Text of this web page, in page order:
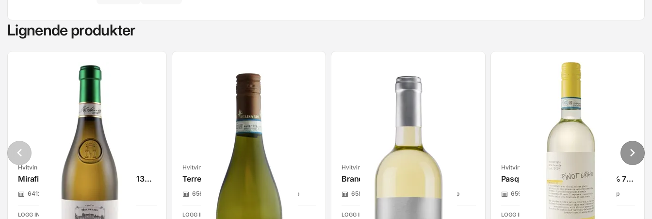
Lignende produkter
Hvitvin
Mirafiore Langhe Nascetta 2021 13% 75cl
6412605
LOGG INN FOR Å SE PRISER
Hvitvin
Terre Di Val'Bona 12,5% 75cl
6563415 Belmonte Beverage Group
LOGG INN FOR Å SE PRISER
Hvitvin
Brancaia Il Bianco 12,5% 75cl
6583702 Belmonte Beverage Group
LOGG INN FOR Å SE PRISER
Hvitvin
Pasqua Capitoli Pinot Grigio 12% 75cl
6596506 Belmonte Beverage Group
LOGG INN FOR Å SE PRISER